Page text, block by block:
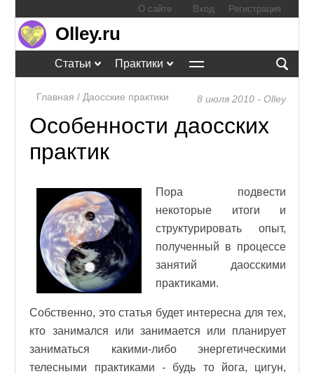
Вход Регистрация
О сайте
Olley.ru
Статьи Практики
8 июля 2010 - Olley
Главная / Даосские практики
Особенности даосских
практик
Пора подвести
некоторые итоги и
структурировать опыт,
полученный в процессе
занятий даосскими
практиками.
Собственно, это статья будет интересна для тех,
кто занимался или занимается или планирует
заниматься какими-либо энергетическими
телесными практиками - будь то йога, цигун,